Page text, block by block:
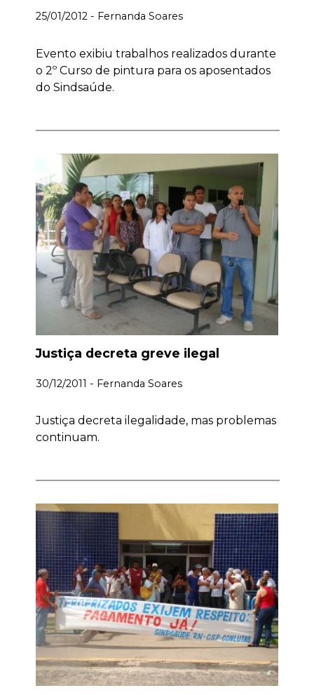
25/01/2012 - Fernanda Soares
Evento exibiu trabalhos realizados durante
o 2º Curso de pintura para os aposentados
do Sindsaúde.
Justiça decreta greve ilegal
30/12/2011 - Fernanda Soares
Justiça decreta ilegalidade, mas problemas
continuam.